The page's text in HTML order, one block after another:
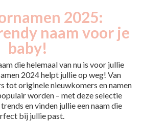
2025:
naam voor je
baby!
die helemaal van nu is voor jullie
2024 helpt jullie op weg! Van
tot originele nieuwkomers en namen
worden – met deze selectie
en vinden jullie een naam die
bij jullie past.